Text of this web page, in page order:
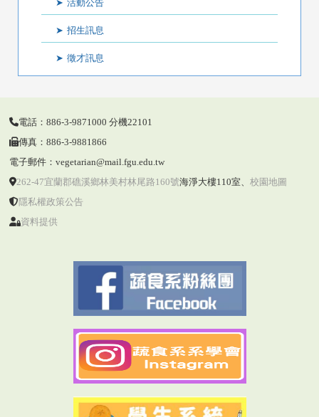
活動公告
招生訊息
徵才訊息
電話：886-3-9871000 分機22101
傳真：886-3-9881866
電子郵件：vegetarian@mail.fgu.edu.tw
262-47宜蘭郡礁溪鄉林美村林尾路160號海淨大樓110室
校園地圖
隱私權政策公告
資料提供